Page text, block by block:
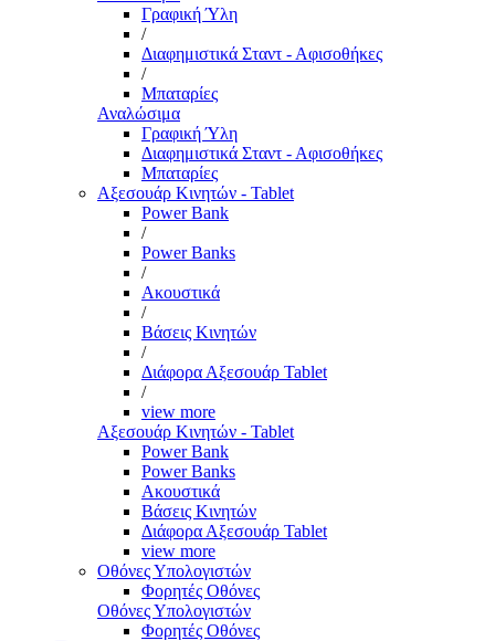
Γραφική Ύλη
/
Διαφημιστικά Σταντ - Αφισοθήκες
/
Μπαταρίες
Αναλώσιμα
Γραφική Ύλη
Διαφημιστικά Σταντ - Αφισοθήκες
Μπαταρίες
Αξεσουάρ Κινητών - Tablet
Power Bank
/
Power Banks
/
Ακουστικά
/
Βάσεις Κινητών
/
Διάφορα Αξεσουάρ Tablet
/
view more
Αξεσουάρ Κινητών - Tablet
Power Bank
Power Banks
Ακουστικά
Βάσεις Κινητών
Διάφορα Αξεσουάρ Tablet
view more
Οθόνες Υπολογιστών
Φορητές Οθόνες
Οθόνες Υπολογιστών
Φορητές Οθόνες